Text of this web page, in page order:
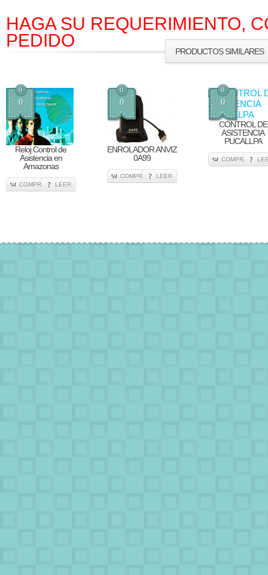
HAGA SU REQUERIMIENTO,
PEDIDO
PRODUCTOS SIMILARES
0
0
Reloj Control de
Asistencia en
Amazonas
COMPRA LEER
0
0
ENROLADOR ANVIZ
0A99
COMPRA LEER
0
0
CONTROL DE
ASISTENCIA
PUCALLPA
COMPRA